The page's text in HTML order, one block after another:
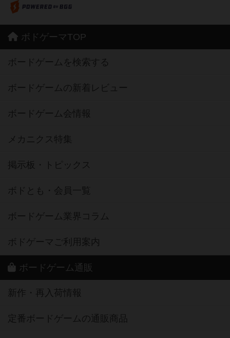
ボドゲーマTOP
ボードゲームを検索する
ボードゲームの新着レビュー
ボードゲーム会情報
メカニクス特集
掲示板・トピックス
ボドとも・会員一覧
ボードゲーム業界コラム
ボドゲーマご利用案内
ボードゲーム通販
新作・再入荷情報
定番ボードゲームの通販商品